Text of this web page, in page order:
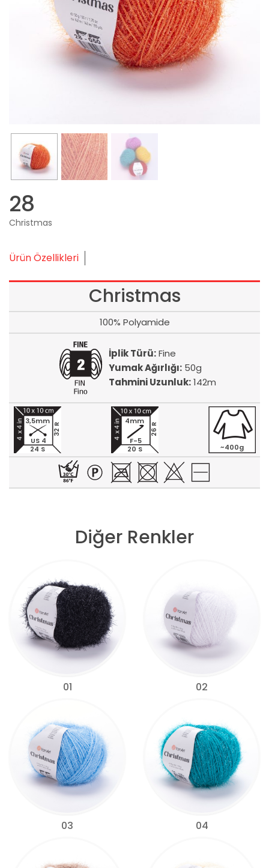
28
Christmas
Ürün Özellikleri
Christmas
100% Polyamide
İplik Türü:Fine
Yumak Ağırlığı:50g
Tahmini Uzunluk:142m
24 S
32 R
3,5mm
US 4
20 S
26 R
4mm
F-5
~400g
Diğer Renkler
01 02
03 04